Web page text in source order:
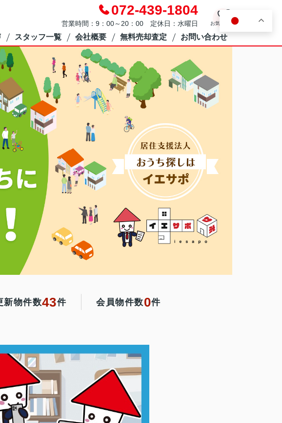
072-439-1804
営業時間：9：00～20：00 定休日：水曜日 お気に入り
スタッフ一覧 会社概要 無料売却査定 お問い合わせ
新物件数43件 会員物件数0件